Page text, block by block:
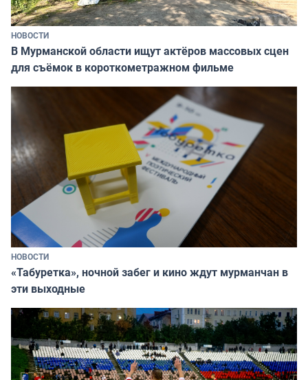
НОВОСТИ
В Мурманской области ищут актёров массовых сцен
для съёмок в короткометражном фильме
НОВОСТИ
«Табуретка», ночной забег и кино ждут мурманчан в
эти выходные